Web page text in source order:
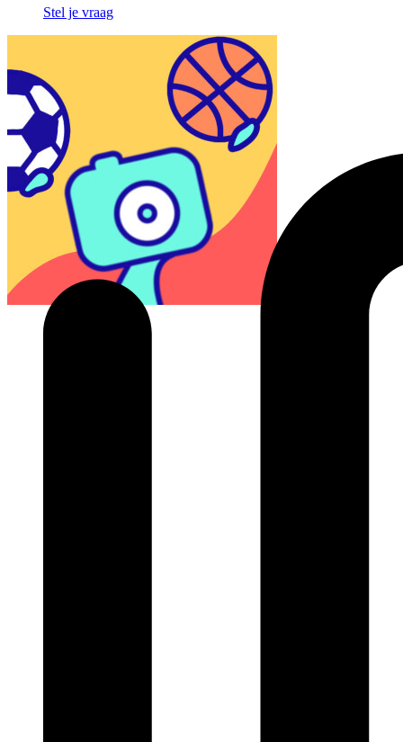
Stel je vraag